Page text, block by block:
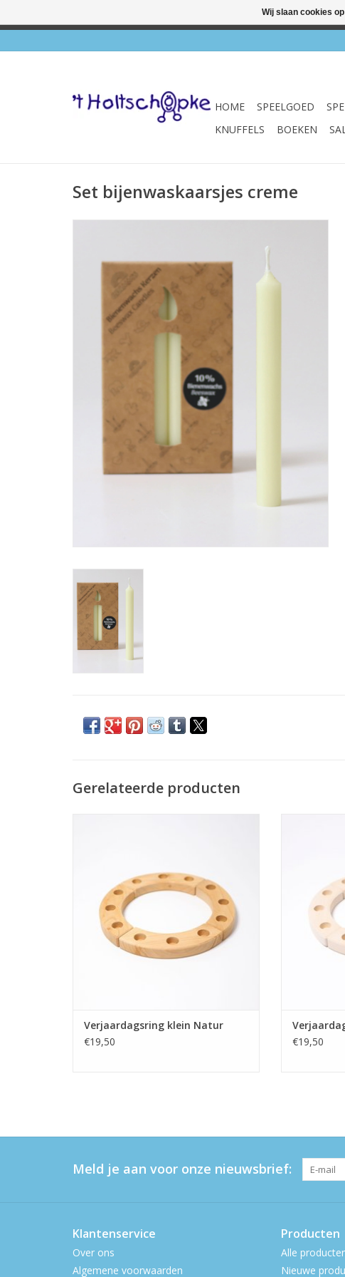
HOME SPEELGOED
KNUFFELS
BOEKEN
Set bijenwaskaarsjes creme
Gerelateerde producten
Verjaardagsring klein Natur
€19,50
€19,50
Meld je aan voor onze nieuwsbrief:
Klantenservice
Over ons
Algemene voorwaarden
Producten
Alle
Nieuwe
Wij slaan cookies
✔ Winkel &